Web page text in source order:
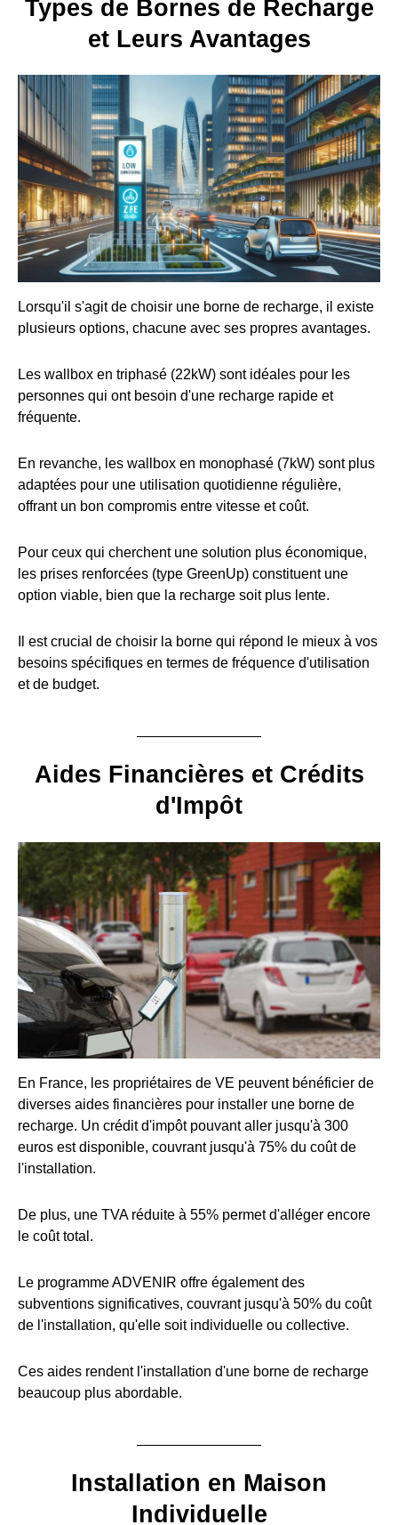
Types de Bornes de Recharge
et Leurs Avantages
Lorsqu'il s'agit de choisir une borne de recharge, il existe
plusieurs options, chacune avec ses propres avantages.
Les wallbox en triphasé (22kW) sont idéales pour les
personnes qui ont besoin d'une recharge rapide et
fréquente.
En revanche, les wallbox en monophasé (7kW) sont plus
adaptées pour une utilisation quotidienne régulière,
offrant un bon compromis entre vitesse et coût.
Pour ceux qui cherchent une solution plus économique,
les prises renforcées (type GreenUp) constituent une
option viable, bien que la recharge soit plus lente.
Il est crucial de choisir la borne qui répond le mieux à vos
besoins spécifiques en termes de fréquence d'utilisation
et de budget.
Aides Financières et Crédits
d'Impôt
En France, les propriétaires de VE peuvent bénéficier de
diverses aides financières pour installer une borne de
recharge. Un crédit d'impôt pouvant aller jusqu'à 300
euros est disponible, couvrant jusqu'à 75% du coût de
l'installation.
De plus, une TVA réduite à 55% permet d'alléger encore
le coût total.
Le programme ADVENIR offre également des
subventions significatives, couvrant jusqu'à 50% du coût
de l'installation, qu'elle soit individuelle ou collective.
Ces aides rendent l'installation d'une borne de recharge
beaucoup plus abordable.
Installation en Maison
Individuelle